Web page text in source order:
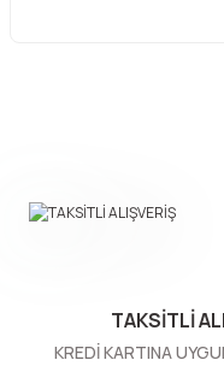
Ürün bilgilerinde
TAKSİTLİ
KREDİ KARTINA